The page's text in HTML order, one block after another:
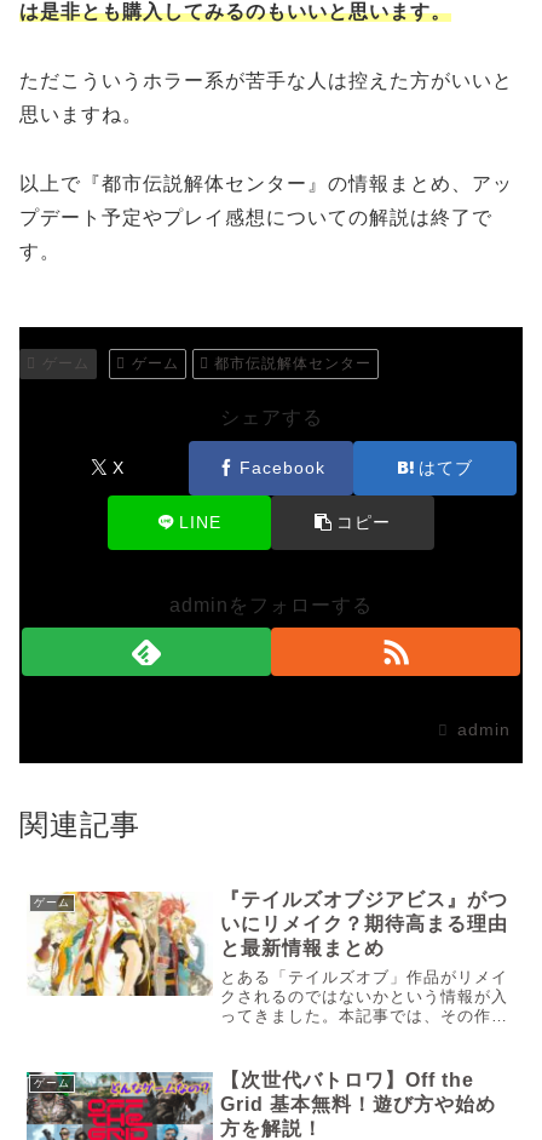
は是非とも購入してみるのもいいと思います。
ただこういうホラー系が苦手な人は控えた方がいいと
思いますね。
以上で『都市伝説解体センター』の情報まとめ、アッ
プデート予定やプレイ感想についての解説は終了で
す。
ゲーム ゲーム 都市伝説解体センター
シェアする
X Facebook はてブ
LINE コピー
adminをフォローする
admin
関連記事
ゲーム
『テイルズオブジアビス』がつ
いにリメイク？期待高まる理由
と最新情報まとめ
とある「テイルズオブ」作品がリメイ
クされるのではないかという情報が入
ってきました。本記事では、その作品
ゲーム
【次世代バトロワ】Off the
Grid 基本無料！遊び方や始め
方を解説！